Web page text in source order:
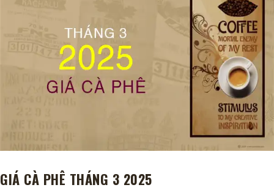
GIÁ CÀ PHÊ THÁNG 3 2025